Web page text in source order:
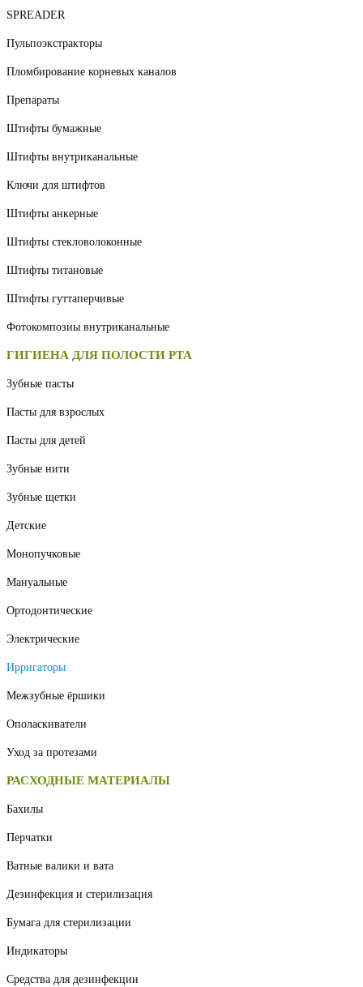
SPREADER
Пульпоэкстракторы
Пломбирование корневых каналов
Препараты
Штифты бумажные
Штифты внутриканальные
Ключи для штифтов
Штифты анкерные
Штифты стекловолоконные
Штифты титановые
Штифты гуттаперчивые
Фотокомпозиы внутриканальные
ГИГИЕНА ДЛЯ ПОЛОСТИ РТА
Зубные пасты
Пасты для взрослых
Пасты для детей
Зубные нити
Зубные щетки
Детские
Монопучковые
Мануальные
Ортодонтические
Электрические
Ирригаторы
Межзубные ёршики
Ополаскиватели
Уход за протезами
РАСХОДНЫЕ МАТЕРИАЛЫ
Бахилы
Перчатки
Ватные валики и вата
Дезинфекция и стерилизация
Бумага для стерилизации
Индикаторы
Средства для дезинфекции